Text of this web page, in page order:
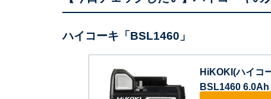
ハイコーキ「BSL1460」
HiKOKI(ハイコ
BSL1460